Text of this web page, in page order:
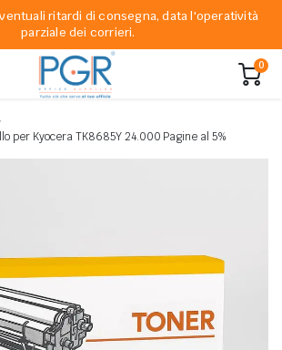
ritardi di consegna, data l'operatività
parziale dei corrieri.
0
per Kyocera TK8685Y 24.000 Pagine al 5%